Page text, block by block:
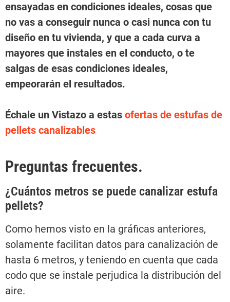
ensayadas en condiciones ideales, cosas que
no vas a conseguir nunca o casi nunca con tu
diseño en tu vivienda, y que a cada curva a
mayores que instales en el conducto, o te
salgas de esas condiciones ideales,
empeorarán el resultados.
Échale un Vistazo a estas ofertas de estufas de
pellets canalizables
Preguntas frecuentes.
¿Cuántos metros se puede canalizar estufa
pellets?
Como hemos visto en la gráficas anteriores,
solamente facilitan datos para canalización de
hasta 6 metros, y teniendo en cuenta que cada
codo que se instale perjudica la distribución del
aire.